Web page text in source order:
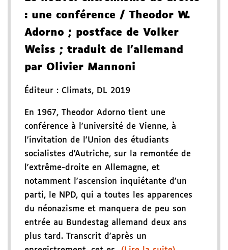
: une conférence / Theodor W.
Adorno ; postface de Volker
Weiss ; traduit de l'allemand
par Olivier Mannoni
Éditeur : Climats, DL 2019
En 1967, Theodor Adorno tient une
conférence à l'université de Vienne, à
l'invitation de l'Union des étudiants
socialistes d'Autriche, sur la remontée de
l'extrême-droite en Allemagne, et
notamment l'ascension inquiétante d'un
parti, le NPD, qui a toutes les apparences
du néonazisme et manquera de peu son
entrée au Bundestag allemand deux ans
plus tard. Transcrit d'après un